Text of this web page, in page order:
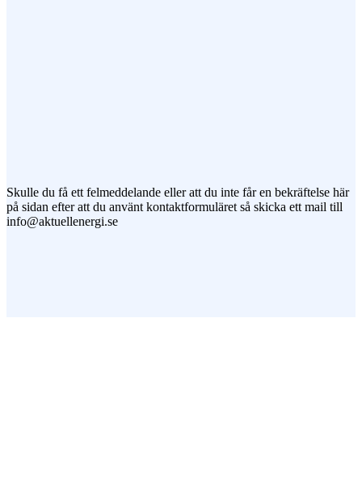
Skulle du få ett felmeddelande eller att du inte får en bekräftelse här
på sidan efter att du använt kontaktformuläret så skicka ett mail till
info@aktuellenergi.se